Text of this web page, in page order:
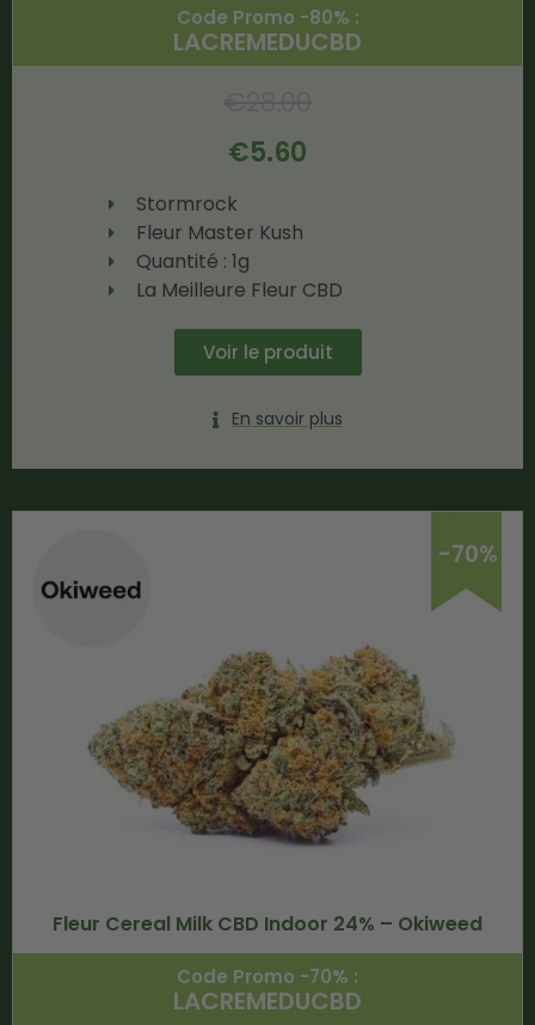
Code Promo -80% :
LACREMEDUCBD
€5.60
Stormrock
Fleur Master Kush
Quantité : 1g
La Meilleure Fleur CBD
Voir le produit
En savoir plus
-70%
Fleur Cereal Milk CBD Indoor 24% – Okiweed
Code Promo -70% :
LACREMEDUCBD